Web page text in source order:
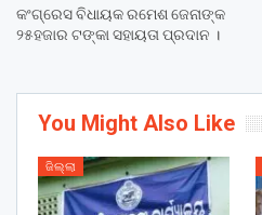
କଂଗ୍ରେସ ବିଧାୟକ ରମେଶ ଜେନାଙ୍କ
୨୫ହଜାର ଟଙ୍କା ସହାୟତା ପ୍ରଦାନ ।
You Might Also Like
ଜିଲ୍ଲା